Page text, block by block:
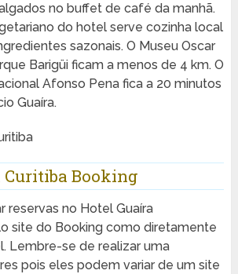
no buffet de café da manhã.
do hotel serve cozinha local
sazonais. O Museu Oscar
Barigüi ficam a menos de 4 km. O
Afonso Pena fica a 20 minutos
Guaíra.
Curitiba Booking
reservas no Hotel Guaíra
site do Booking como diretamente
Lembre-se de realizar uma
pois eles podem variar de um site